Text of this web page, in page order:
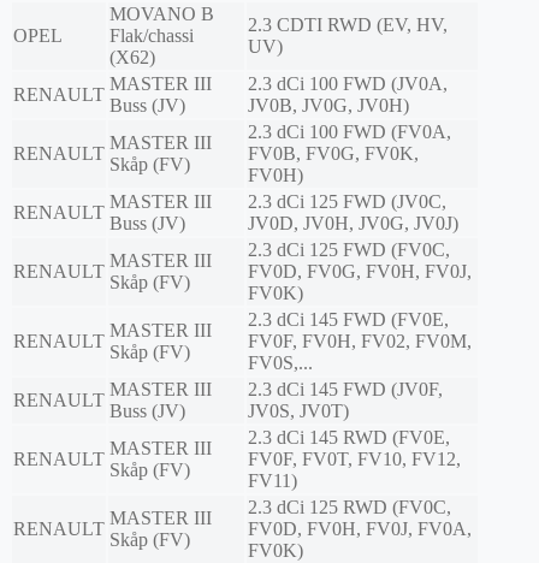
OPEL
MOVANO B
Flak/chassi
(X62)
2.3 CDTI RWD (EV, HV,
UV)
RENAULT
MASTER III
Buss (JV)
2.3 dCi 100 FWD (JV0A,
JV0B, JV0G, JV0H)
RENAULT
MASTER III
Skåp (FV)
2.3 dCi 100 FWD (FV0A,
FV0B, FV0G, FV0K,
FV0H)
RENAULT
MASTER III
Buss (JV)
2.3 dCi 125 FWD (JV0C,
JV0D, JV0H, JV0G, JV0J)
RENAULT
MASTER III
Skåp (FV)
2.3 dCi 125 FWD (FV0C,
FV0D, FV0G, FV0H, FV0J,
FV0K)
RENAULT
MASTER III
Skåp (FV)
2.3 dCi 145 FWD (FV0E,
FV0F, FV0H, FV02, FV0M,
FV0S,...
RENAULT
MASTER III
Buss (JV)
2.3 dCi 145 FWD (JV0F,
JV0S, JV0T)
RENAULT
MASTER III
Skåp (FV)
2.3 dCi 145 RWD (FV0E,
FV0F, FV0T, FV10, FV12,
FV11)
RENAULT
MASTER III
Skåp (FV)
2.3 dCi 125 RWD (FV0C,
FV0D, FV0H, FV0J, FV0A,
FV0K)